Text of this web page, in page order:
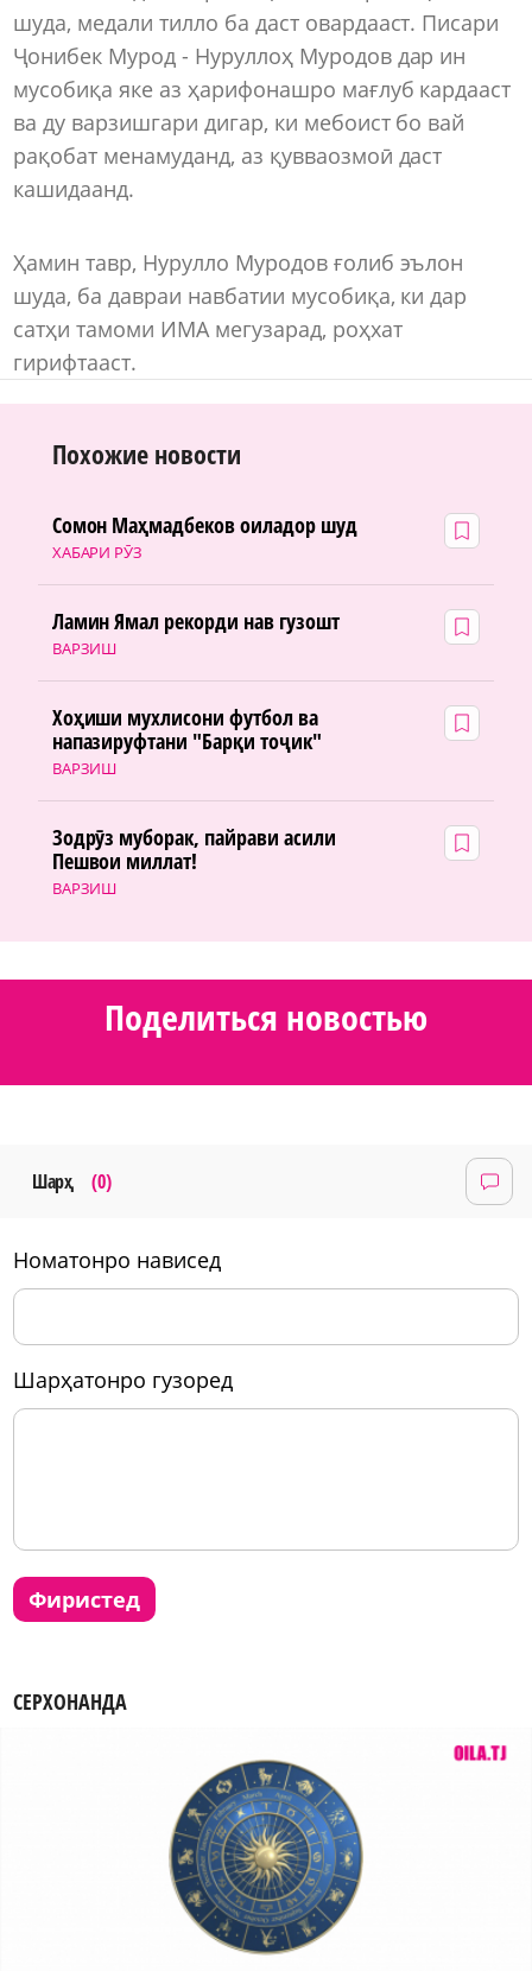
шуда, медали тилло ба даст овардааст. Писари
Ҷонибек Мурод - Нуруллоҳ Муродов дар ин
мусобиқа яке аз ҳарифонашро мағлуб кардааст
ва ду варзишгари дигар, ки мебоист бо вай
рақобат менамуданд, аз қувваозмоӣ даст
кашидаанд.
Ҳамин тавр, Нурулло Муродов ғолиб эълон
шуда, ба давраи навбатии мусобиқа, ки дар
сатҳи тамоми ИМА мегузарад, роҳхат
гирифтааст.
Похожие новости
ХАБАРИ РӮЗ
Сомон Маҳмадбеков оиладор шуд
ВАРЗИШ
Ламин Ямал рекорди нав гузошт
ВАРЗИШ
Хоҳиши мухлисони футбол ва
напазируфтани "Барқи тоҷик"
ВАРЗИШ
Зодрӯз муборак, пайрави асили
Пешвои миллат!
Поделиться новостью
Шарҳ (0)
номатонро нависед
шарҳатонро гузоред
фиристед
СЕРХОНАНДА